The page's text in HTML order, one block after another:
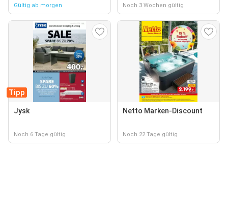
Gültig ab morgen Noch 3 Wochen gültig
Tipp
Jysk
Noch 6 Tage gültig
Netto Marken-Discount
Noch 22 Tage gültig